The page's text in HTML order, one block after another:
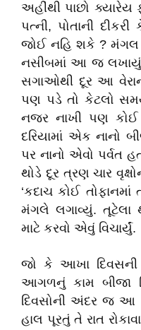
અહીંથી પાછો ક્યારેય
પત્ની, પોતાની
જોઈ નહિ શકે ? મંગલ
નસીબમાં આ જ લખાયું
સગાઓથી દૂર આ
પણ પડે તો કેટલો
નજર નાખી પણ કોઈ
દરિયામાં એક નાનો
પર નાનો એવો પર્વત
થોડે દૂર ત્રણ ચાર
‘કદાચ કોઈ
મંગલે લગાવ્યું. તૂટેલા
માટે કરવો એવું વિચાર્યું.
જો કે આખા દિવસની
આગળનું કામ બીજા
દિવસોની અંદર જ આ
હાલ પૂરતું તે રાત